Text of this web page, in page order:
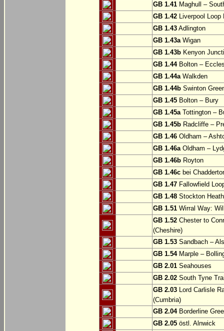
GB 1.41 Maghull –
GB 1.42 Liverpool Loop
GB 1.43 Adlington
GB 1.43aWigan
GB 1.43b Kenyon
GB 1.44Bolton –
GB 1.44aWalkden
GB 1.44b Swinton
GB 1.45 Bolton – Bury
GB 1.45aTottington –
GB 1.45b Radcliffe –
GB 1.46 Oldham –
GB 1.46aOldham –
GB 1.46b Royton
GB 1.46c bei
GB 1.47 Fallowfield
GB 1.48 Stockton
GB 1.51 Wirral Way:
GB 1.52 Chester to
(Cheshire)
GB 1.53 Sandbach –
GB 1.54Marple –
GB 2.01 Seahouses
GB 2.02 South Tyne
GB 2.03 Lord Carlisle
(Cumbria)
GB 2.04Borderline
GB 2.05 östl. Alnwick